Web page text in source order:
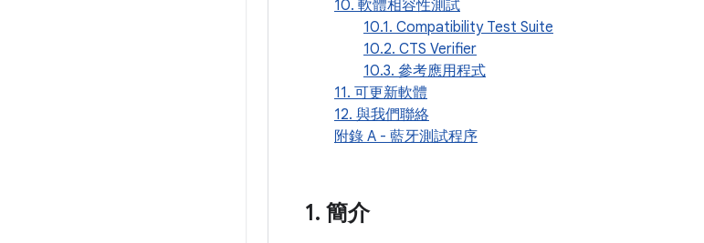
10. 軟體相容性測試
10.1. Compatibility Test Suite
10.2. CTS Verifier
10.3. 參考應用程式
11. 可更新軟體
12. 與我們聯絡
附錄 A - 藍牙測試程序
1. 簡介